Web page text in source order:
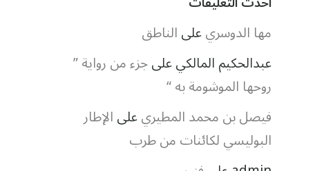
مها الدوسريعلىالناطق
عبدالحكيم المالكيعلىجزء من رواية ”
روحها الموشومة به “
فيصل بن محمد المطيريعلىالإطار
البوليسي لكائنات من طرب